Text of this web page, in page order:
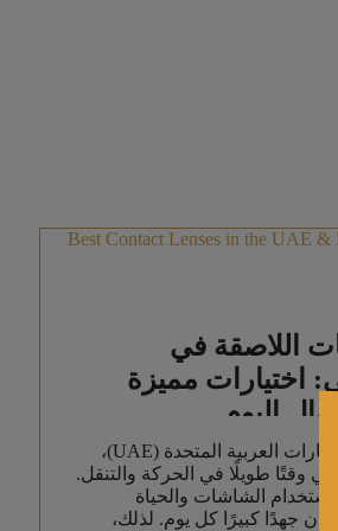
اللاصقة في
اختيارات مميزة
اليوم
إذا كنت تعيش في الإمارات العربية المتحدة (UAE)،
وقتًا طويلًا في الحركة والتنقل.
واستخدام الشاشات والحياة
جهدًا كبيرًا كل يوم. لذلك،